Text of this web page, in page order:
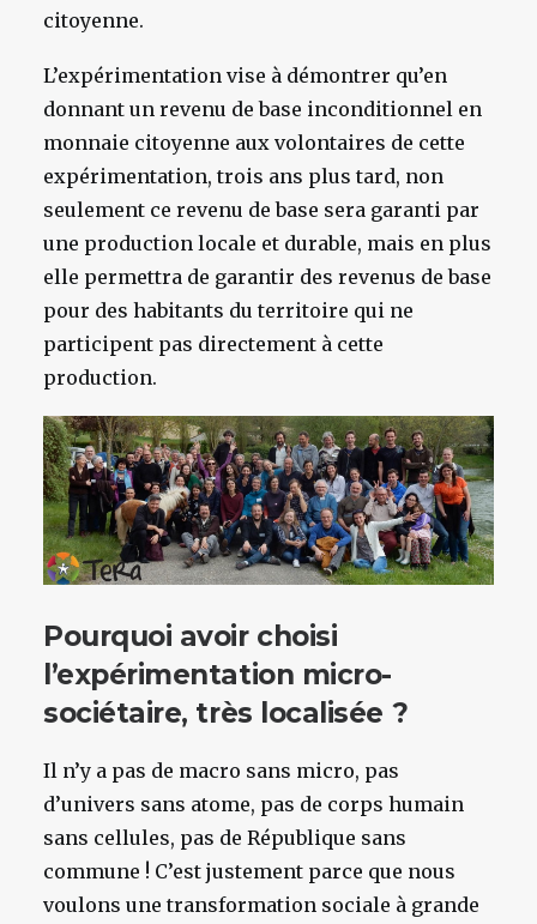
citoyenne.
L’expérimentation vise à démontrer qu’en
donnant un revenu de base inconditionnel en
monnaie citoyenne aux volontaires de cette
expérimentation, trois ans plus tard, non
seulement ce revenu de base sera garanti par
une production locale et durable, mais en plus
elle permettra de garantir des revenus de base
pour des habitants du territoire qui ne
participent pas directement à cette
production.
Pourquoi avoir choisi
l’expérimentation micro-
sociétaire, très localisée ?
Il n’y a pas de macro sans micro, pas
d’univers sans atome, pas de corps humain
sans cellules, pas de République sans
commune ! C’est justement parce que nous
voulons une transformation sociale à grande